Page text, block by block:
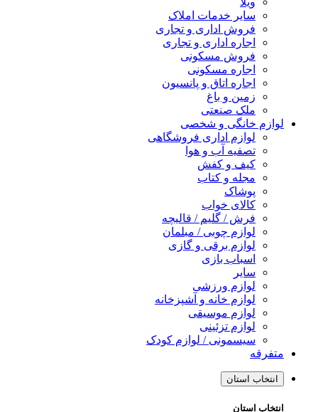
سایر خدمات املاک
فروش اداری و تجاری
اجاره اداری و تجاری
فروش مسکونی
اجاره مسکونی
اجاره اتاق و پانسیون
زمین و باغ
ملک صنعتی
لوازم خانگی و شخصی
لوازم اداری فروشگاهی
تصفیه آب و هوا
کیف و کفش
مجله و کتاب
پوشاک
کالای خواب
فرش / گلیم / قالیچه
لوازم چوبی / مبلمان
لوازم برقی و گازی
اسباب بازی
سایر
لوازم ورزشی
لوازم خانه و آشپزخانه
لوازم موسیقی
لوازم تزئینی
سیسمونی / لوازم کودک
متفرقه
انتخاب استان
انتخاب استان